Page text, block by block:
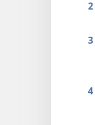
2
3
4